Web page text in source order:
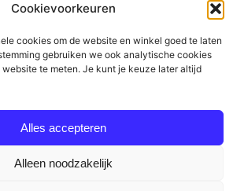
Cookievoorkeuren
cookies om de website en winkel goed te laten
gebruiken we ook analytische cookies
te meten. Je kunt je keuze later altijd
Alles accepteren
Alleen noodzakelijk
van de BBB-variant van